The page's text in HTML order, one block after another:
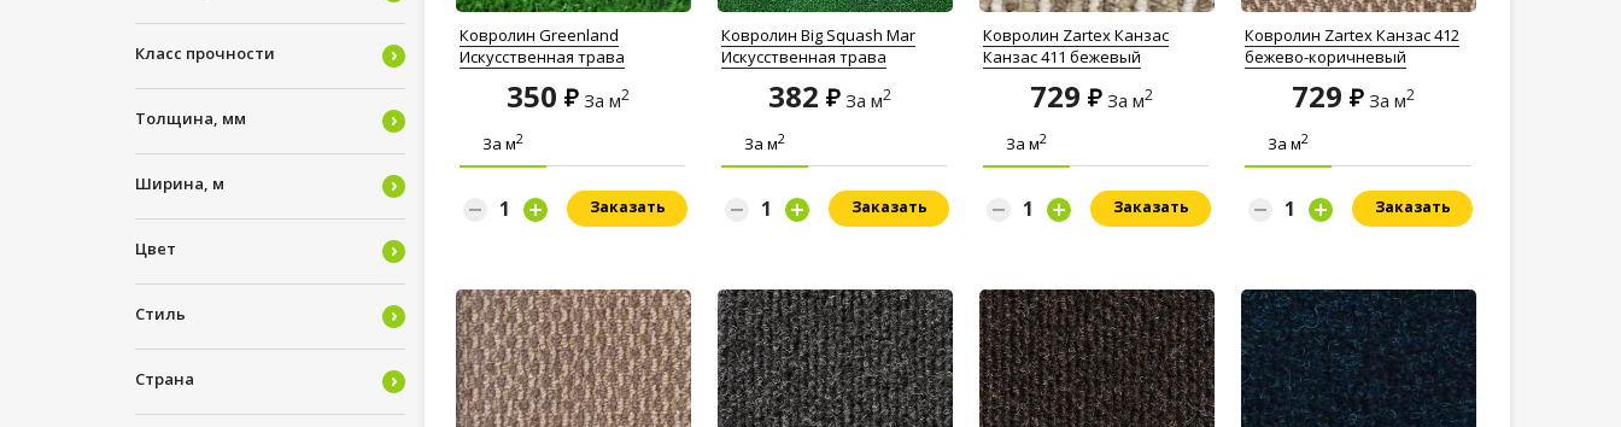
Витебские Ковры
Класс прочности
Толщина, мм
Ширина, м
Цвет
Стиль
Страна
Ковролин Greenland
Искусственная трава
350 За м2
За м2
Заказать
Ковролин Big Squash Mar
Искусственная трава
382 За м2
За м2
Заказать
Ковролин Zartex Канзас
Канзас 411 бежевый
729 За м2
За м2
Заказать
Ковролин Zartex Канзас 412
бежево-коричневый
729 За м2
За м2
Заказать